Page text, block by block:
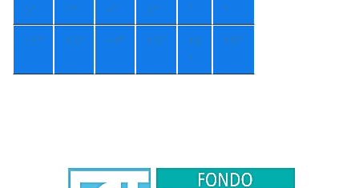
5°
7°
4°
3°
°
°
+5° +5° +4° +5° +8
°
+9°